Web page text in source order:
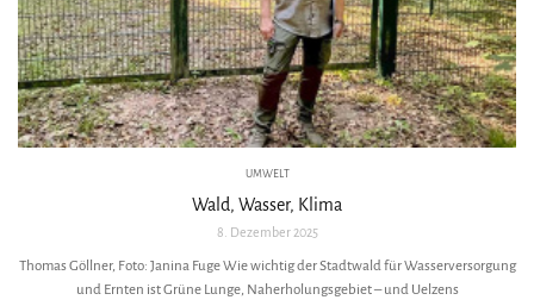
UMWELT
Wald, Wasser, Klima
8. Dezember 2025
Thomas Göllner, Foto: Janina Fuge Wie wichtig der Stadtwald für Wasserversorgung
und Ernten ist Grüne Lunge, Naherholungsgebiet – und Uelzens